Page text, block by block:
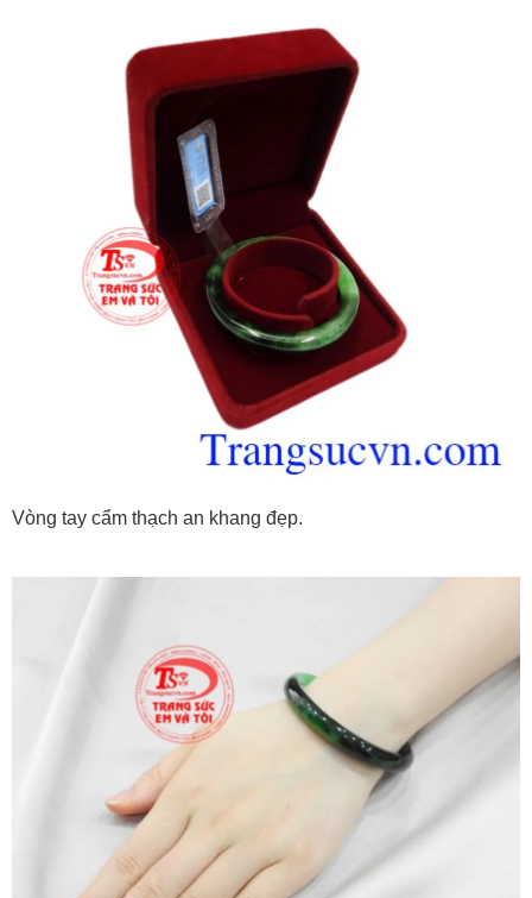
Vòng tay cẩm thạch an khang đẹp.